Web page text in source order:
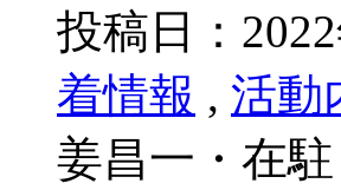
投稿日：
着情報 , 活動
姜昌一・在